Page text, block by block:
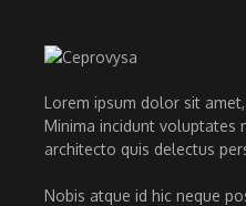
Lorem ipsum dolor sit
Minima incidunt voluptates
architecto quis delectus
Nobis atque id hic neque